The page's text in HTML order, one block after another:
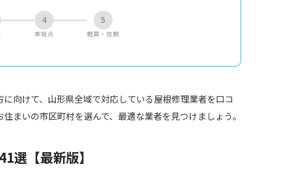
4
重視点
5
概算・依頼
向けて、山形県全域で対応している屋根修理業者を口コ
まいの市区町村を選んで、最適な業者を見つけましょう。
選【最新版】